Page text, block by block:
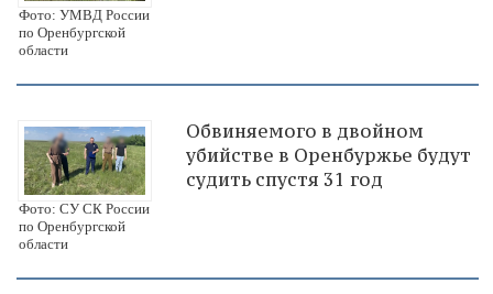
Фото: УМВД России
по Оренбургской
области
Фото: СУ СК России
по Оренбургской
области
Обвиняемого в двойном
убийстве в Оренбуржье будут
судить спустя 31 год